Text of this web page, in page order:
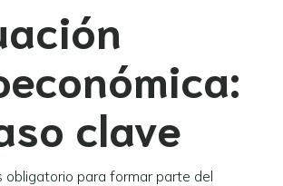
clave
obligatorio para formar parte del